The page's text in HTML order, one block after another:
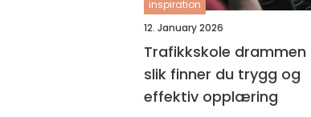
inspiration
12. January 2026
Trafikkskole drammen
slik finner du trygg og
effektiv opplæring